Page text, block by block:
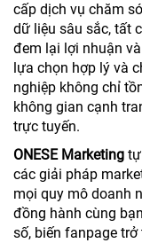
cấp dịch vụ chăm
dữ liệu sâu sắc, tất
đem lại lợi nhuận
lựa chọn hợp lý và
nghiệp không chỉ
không gian cạnh
trực tuyến.
ONESE Marketing
các giải pháp
mọi quy mô doanh
đồng hành cùng
số, biến fanpage